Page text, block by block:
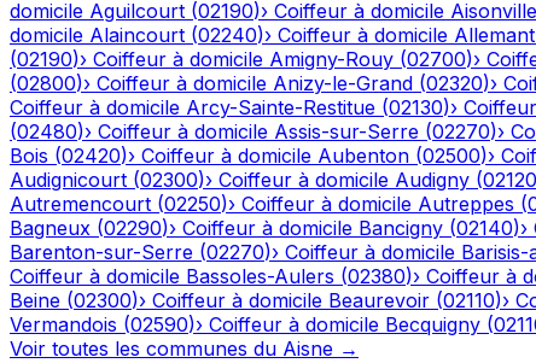
domicile Aguilcourt (02190)› Coiffeur à domicile
domicile Alaincourt (02240)› Coiffeur à domicile Allemant
(02190)› Coiffeur à domicile Amigny-Rouy (02700)›
(02800)› Coiffeur à domicile Anizy-le-Grand (02320)›
Coiffeur à domicile Arcy-Sainte-Restitue (02130)›
(02480)› Coiffeur à domicile Assis-sur-Serre (02270)›
Bois (02420)› Coiffeur à domicile Aubenton (02500)›
Audignicourt (02300)› Coiffeur à domicile Audigny (02120
Autremencourt (02250)› Coiffeur à domicile Autreppes (
Bagneux (02290)› Coiffeur à domicile Bancigny (02140)›
Barenton-sur-Serre (02270)› Coiffeur à domicile Barisis-
Coiffeur à domicile Bassoles-Aulers (02380)› Coiffeur à
Beine (02300)› Coiffeur à domicile Beaurevoir (02110)›
Vermandois (02590)› Coiffeur à domicile Becquigny (
Voir toutes les communes du Aisne →